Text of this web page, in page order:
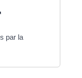
par la